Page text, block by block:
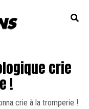
crie
!
crie à la tromperie !